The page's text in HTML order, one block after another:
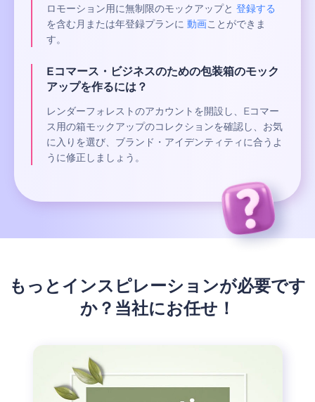
ロモーション用に無制限のモックアップと 登録する
を含む月または年登録プランに 動画ことができま
す。
Eコマース・ビジネスのための包装箱のモック
アップを作るには？
レンダーフォレストのアカウントを開設し、Eコマー
ス用の箱モックアップのコレクションを確認し、お気
に入りを選び、ブランド・アイデンティティに合うよ
うに修正しましょう。
もっとインスピレーションが必要です
か？当社にお任せ！